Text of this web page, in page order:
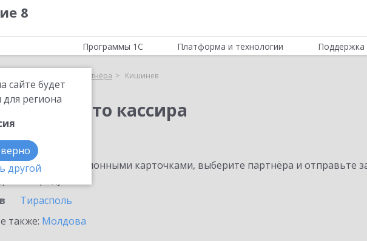
8
сайте будет
региона
другой
Программы 1С Платформа и технологии Поддержка
Выбор партнёра Кишинев
место кассира
с информационными карточками, выберите партнёра и отправьте
Тирасполь
также: Молдова